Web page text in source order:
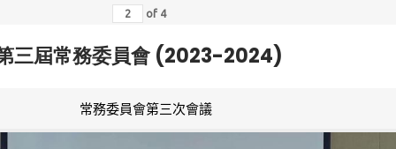
of 4
三屆常務委員會 (2023-2024)
常務委員會第三次會議